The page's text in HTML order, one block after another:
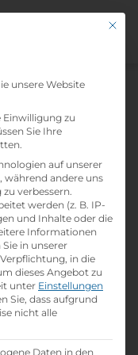
Mit
unsere Website
Einwilligung zu
Sie Ihre
auf unserer
während andere uns
verbessern.
werden (z. B. IP-
und Inhalte oder die
Informationen
in unserer
in die
dieses Angebot zu
unter Einstellungen
Sie, dass aufgrund
nicht alle
Daten in den